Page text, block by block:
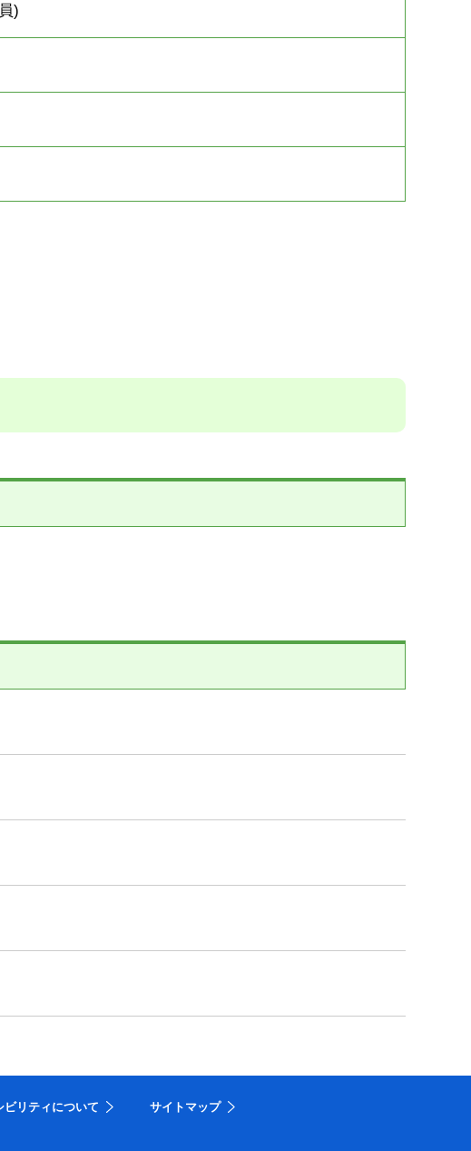
)
ビリティについて
サイトマップ